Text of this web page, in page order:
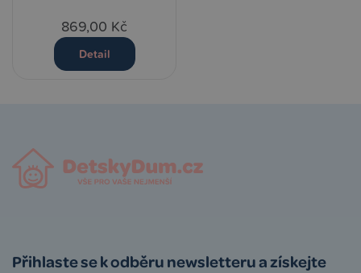
869,00 Kč
Detail
Přihlaste se k odběru newsletteru a získejte